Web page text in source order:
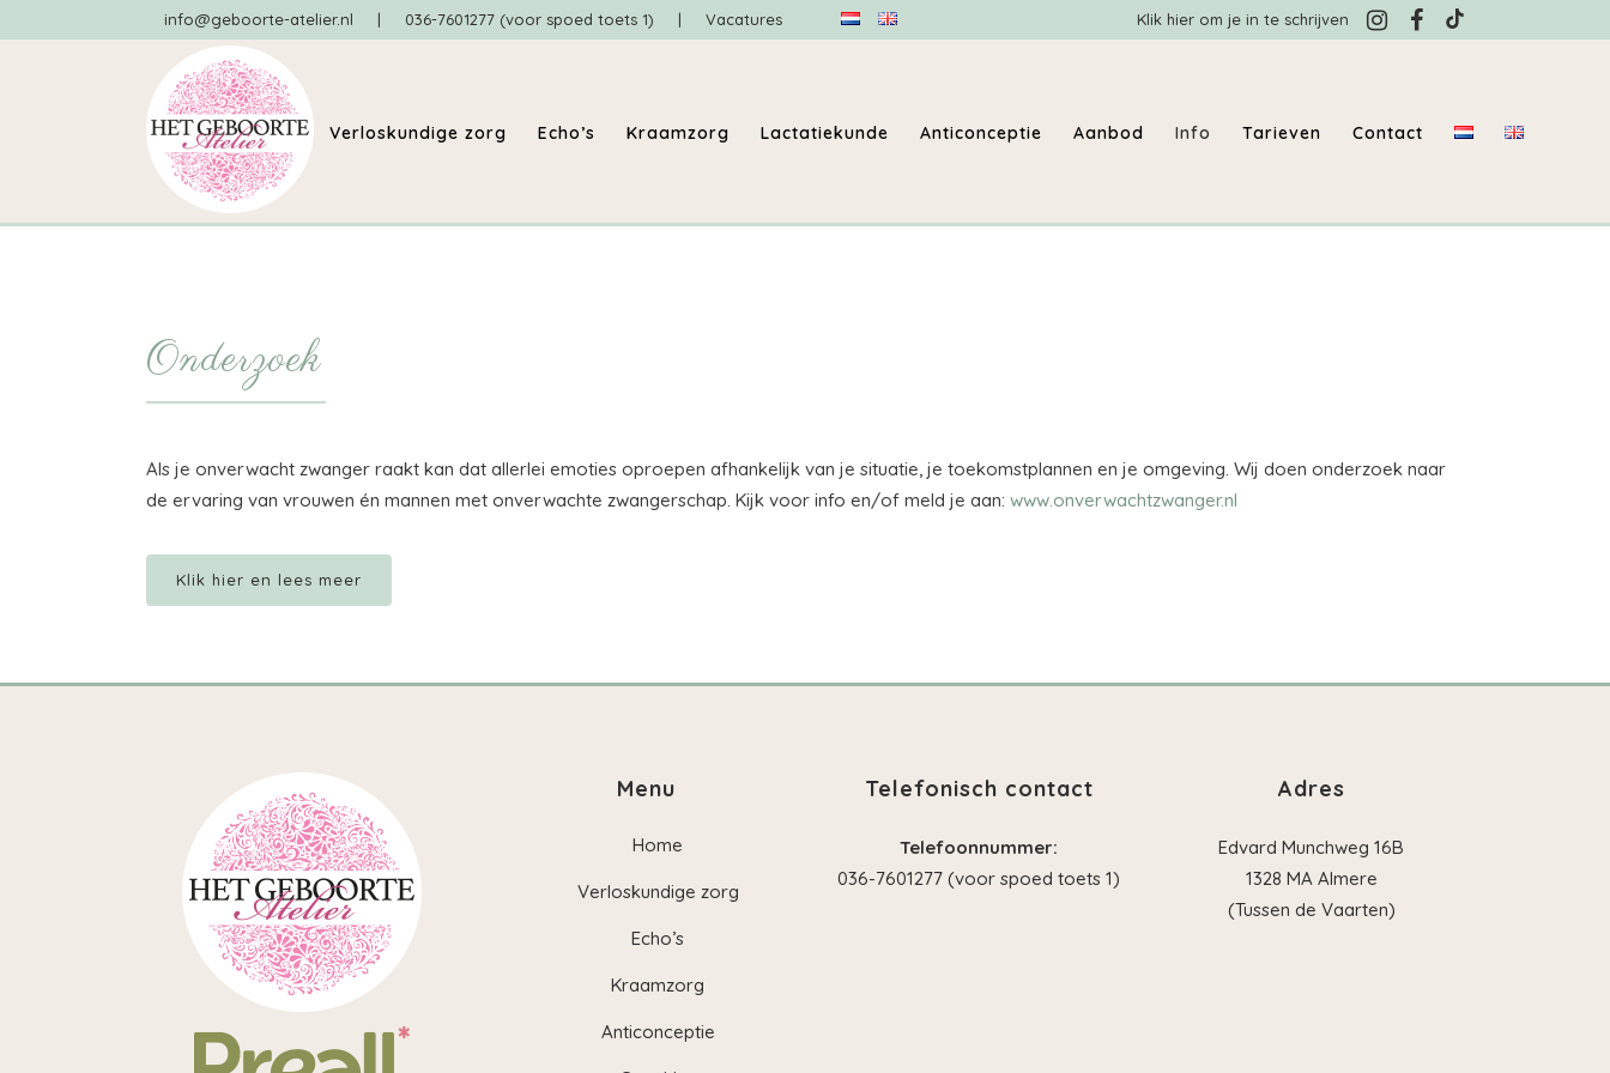
info@geboorte-atelier.nl | 036-7601277 (voor spoed toets 1) | Vacatures Klik hier om je in te schrijven
Verloskundige zorg Echo’s Kraamzorg Lactatiekunde Anticonceptie Aanbod Info Tarieven Contact
Onderzoek
Als je onverwacht zwanger raakt kan dat allerlei emoties oproepen afhankelijk van je situatie, je toekomstplannen en je omgeving. Wij doen onderzoek naar
de ervaring van vrouwen én mannen met onverwachte zwangerschap. Kijk voor info en/of meld je aan: www.onverwachtzwanger.nl
Klik hier en lees meer
Menu
Home
Verloskundige zorg
Echo’s
Kraamzorg
Anticonceptie
Telefonisch contact
Telefoonnummer:
036-7601277 (voor spoed toets 1)
Adres
Edvard Munchweg 16B
1328 MA Almere
(Tussen de Vaarten)